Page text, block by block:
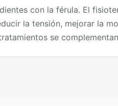
con la férula. El
la tensión, mejorar la
se